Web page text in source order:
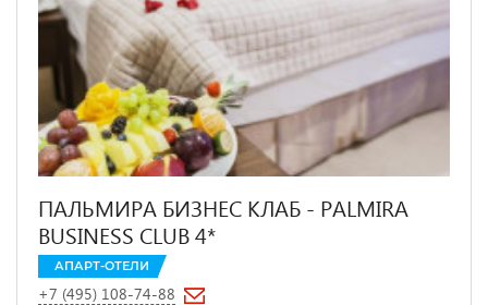
ПАЛЬМИРА БИЗНЕС КЛАБ - PALMIRA
BUSINESS CLUB 4*
АПАРТ-ОТЕЛИ
+7 (495) 108-74-88